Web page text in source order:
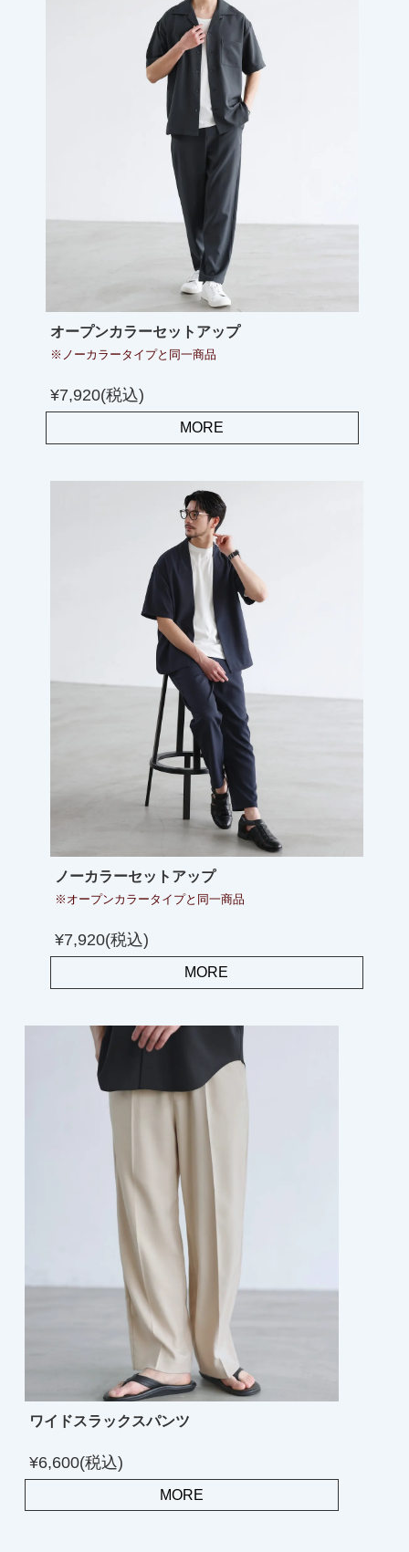
オープンカラーセットアップ
※ノーカラータイプと同一商品
¥7,920(税込)
MORE
ノーカラーセットアップ
※オープンカラータイプと同一商品
¥7,920(税込)
MORE
ワイドスラックスパンツ
¥6,600(税込)
MORE